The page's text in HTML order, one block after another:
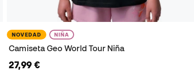
NOVEDAD NIÑA
Camiseta Geo World Tour Niña
27,99 €